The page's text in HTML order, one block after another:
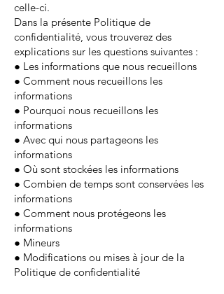
celle-ci.
Dans la présente Politique de
confidentialité, vous trouverez des
explications sur les questions suivantes :
● Les informations que nous recueillons
● Comment nous recueillons les
informations
● Pourquoi nous recueillons les
informations
● Avec qui nous partageons les
informations
● Où sont stockées les informations
● Combien de temps sont conservées les
informations
● Comment nous protégeons les
informations
● Mineurs
● Modifications ou mises à jour de la
Politique de confidentialité